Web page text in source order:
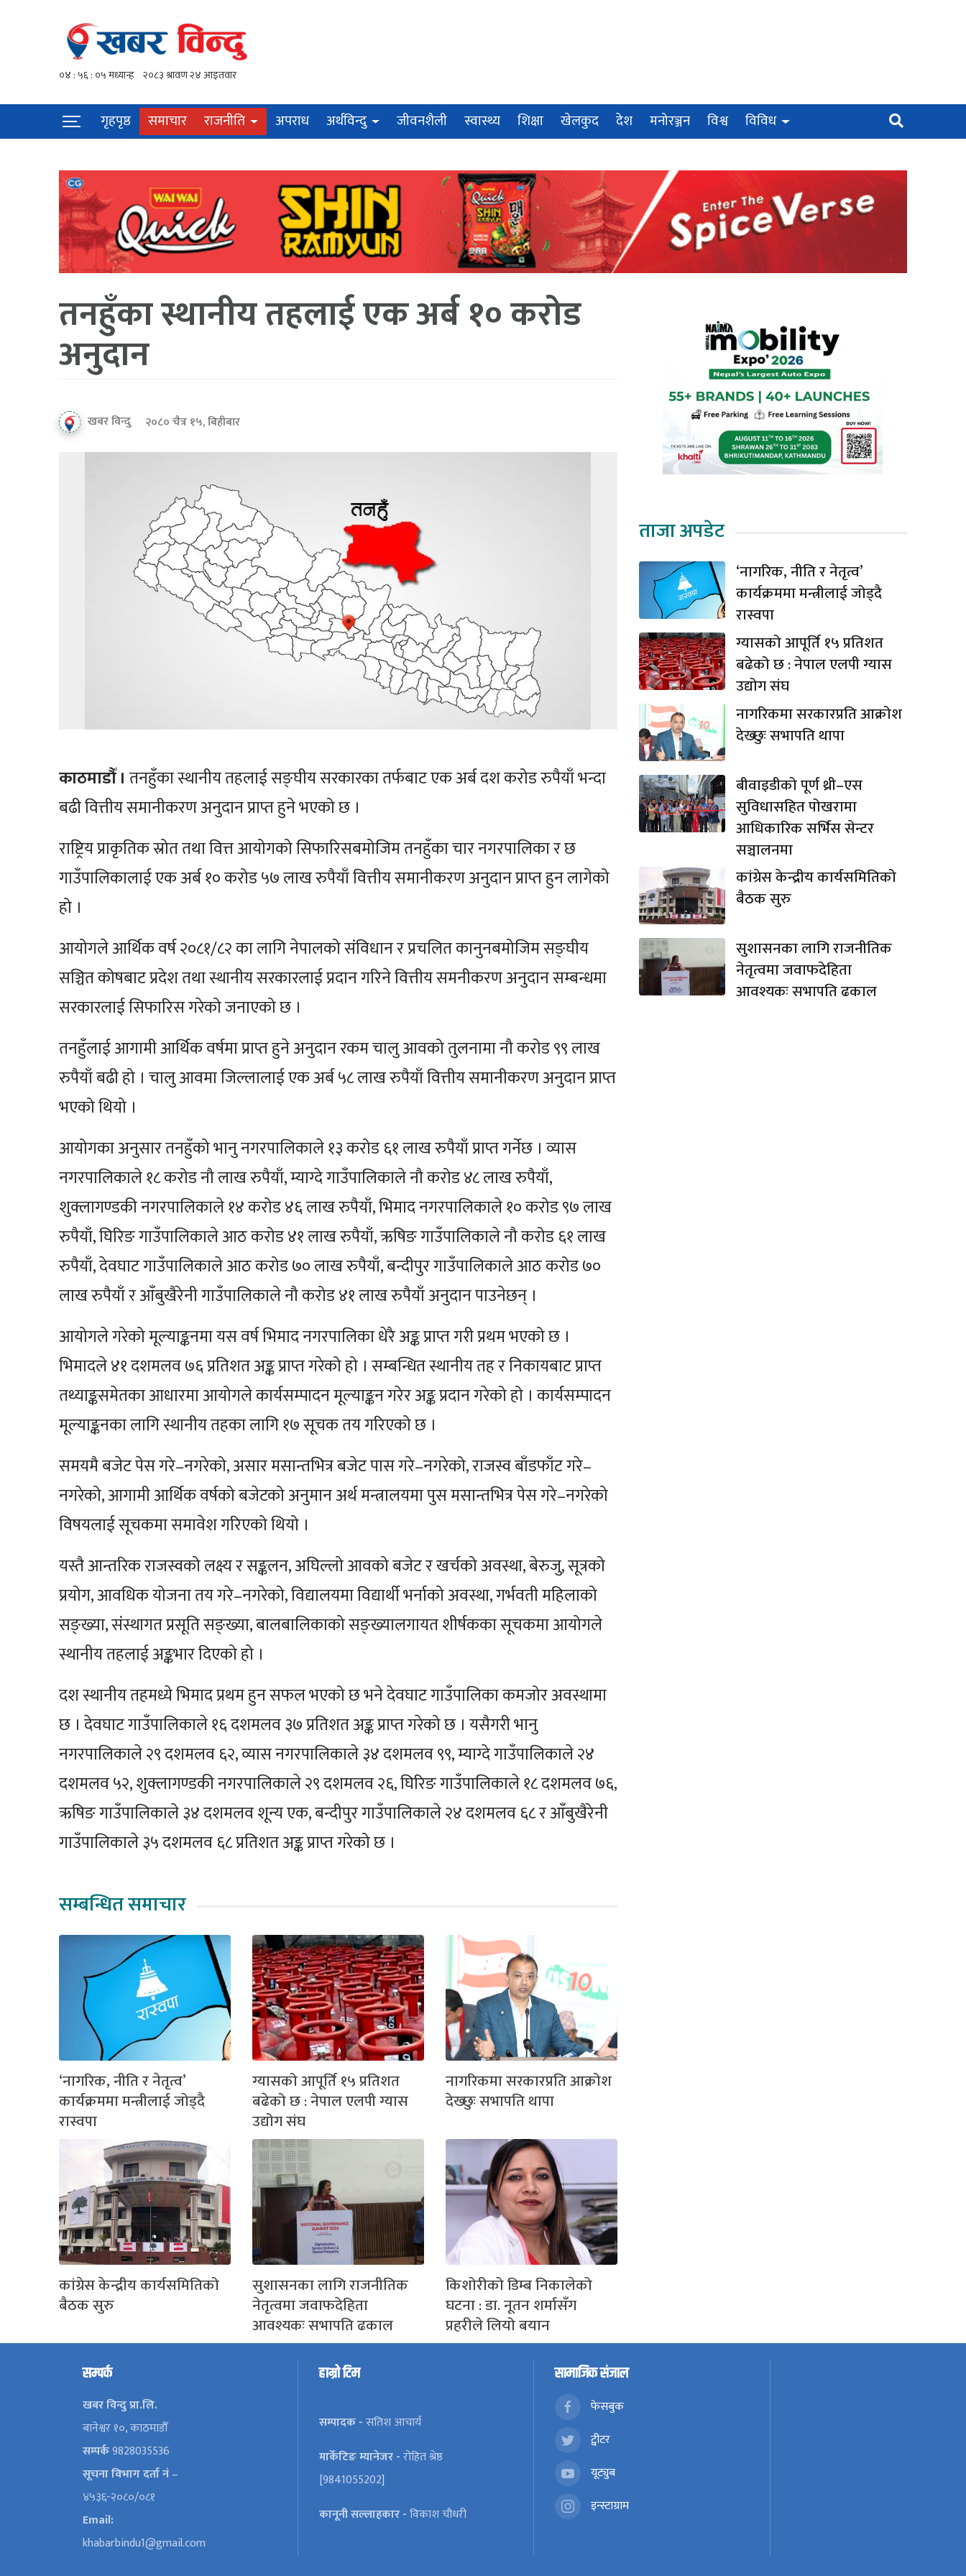
गृहपृष्ठ समाचार राजनीति अपराध अर्थविन्दु जीवनशैली स्वास्थ्य शिक्षा खेलकुद देश मनोरञ्जन विश्व विविध
तनहुँका स्थानीय तहलाई एक अर्ब १० करोड
अनुदान
खबर विन्दु २०८० चैत्र १५, बिहीबार
काठमाडौँ । तनहुँका स्थानीय तहलाई सङ्घीय सरकारका तर्फबाट एक अर्ब दश करोड रुपैयाँ भन्दा
बढी वित्तीय समानीकरण अनुदान प्राप्त हुने भएको छ ।
राष्ट्रिय प्राकृतिक स्रोत तथा वित्त आयोगको सिफारिसबमोजिम तनहुँका चार नगरपालिका र छ
गाउँपालिकालाई एक अर्ब १० करोड ५७ लाख रुपैयाँ वित्तीय समानीकरण अनुदान प्राप्त हुन लागेको
हो ।
आयोगले आर्थिक वर्ष २०८१/८२ का लागि नेपालको संविधान र प्रचलित कानुनबमोजिम सङ्घीय
सञ्चित कोषबाट प्रदेश तथा स्थानीय सरकारलाई प्रदान गरिने वित्तीय समनीकरण अनुदान सम्बन्धमा
सरकारलाई सिफारिस गरेको जनाएको छ ।
तनहुँलाई आगामी आर्थिक वर्षमा प्राप्त हुने अनुदान रकम चालु आवको तुलनामा नौ करोड ९९ लाख
रुपैयाँ बढी हो । चालु आवमा जिल्लालाई एक अर्ब ५८ लाख रुपैयाँ वित्तीय समानीकरण अनुदान प्राप्त
भएको थियो ।
आयोगका अनुसार तनहुँको भानु नगरपालिकाले १३ करोड ६१ लाख रुपैयाँ प्राप्त गर्नेछ । व्यास
नगरपालिकाले १८ करोड नौ लाख रुपैयाँ, म्याग्दे गाउँपालिकाले नौ करोड ४८ लाख रुपैयाँ,
शुक्लागण्डकी नगरपालिकाले १४ करोड ४६ लाख रुपैयाँ, भिमाद नगरपालिकाले १० करोड ९७ लाख
रुपैयाँ, घिरिङ गाउँपालिकाले आठ करोड ४१ लाख रुपैयाँ, ऋषिङ गाउँपालिकाले नौ करोड ६१ लाख
रुपैयाँ, देवघाट गाउँपालिकाले आठ करोड ७० लाख रुपैयाँ, बन्दीपुर गाउँपालिकाले आठ करोड ७०
लाख रुपैयाँ र आँबुखैरेनी गाउँपालिकाले नौ करोड ४१ लाख रुपैयाँ अनुदान पाउनेछन् ।
आयोगले गरेको मूल्याङ्कनमा यस वर्ष भिमाद नगरपालिका धेरै अङ्क प्राप्त गरी प्रथम भएको छ ।
भिमादले ४१ दशमलव ७६ प्रतिशत अङ्क प्राप्त गरेको हो । सम्बन्धित स्थानीय तह र निकायबाट प्राप्त
तथ्याङ्कसमेतका आधारमा आयोगले कार्यसम्पादन मूल्याङ्कन गरेर अङ्क प्रदान गरेको हो । कार्यसम्पादन
मूल्याङ्कनका लागि स्थानीय तहका लागि १७ सूचक तय गरिएको छ ।
समयमै बजेट पेस गरे–नगरेको, असार मसान्तभित्र बजेट पास गरे–नगरेको, राजस्व बाँडफाँट गरे–
नगरेको, आगामी आर्थिक वर्षको बजेटको अनुमान अर्थ मन्त्रालयमा पुस मसान्तभित्र पेस गरे–नगरेको
विषयलाई सूचकमा समावेश गरिएको थियो ।
यस्तै आन्तरिक राजस्वको लक्ष्य र सङ्कलन, अघिल्लो आवको बजेट र खर्चको अवस्था, बेरुजु, सूत्रको
प्रयोग, आवधिक योजना तय गरे–नगरेको, विद्यालयमा विद्यार्थी भर्नाको अवस्था, गर्भवती महिलाको
सङ्ख्या, संस्थागत प्रसूति सङ्ख्या, बालबालिकाको सङ्ख्यालगायत शीर्षकका सूचकमा आयोगले
स्थानीय तहलाई अङ्कभार दिएको हो ।
दश स्थानीय तहमध्ये भिमाद प्रथम हुन सफल भएको छ भने देवघाट गाउँपालिका कमजोर अवस्थामा
छ । देवघाट गाउँपालिकाले १६ दशमलव ३७ प्रतिशत अङ्क प्राप्त गरेको छ । यसैगरी भानु
नगरपालिकाले २९ दशमलव ६२, व्यास नगरपालिकाले ३४ दशमलव ९९, म्याग्दे गाउँपालिकाले २४
दशमलव ५२, शुक्लागण्डकी नगरपालिकाले २९ दशमलव २६, घिरिङ गाउँपालिकाले १८ दशमलव ७६,
ऋषिङ गाउँपालिकाले ३४ दशमलव शून्य एक, बन्दीपुर गाउँपालिकाले २४ दशमलव ६८ र आँबुखैरेनी
गाउँपालिकाले ३५ दशमलव ६८ प्रतिशत अङ्क प्राप्त गरेको छ ।
सम्बन्धित समाचार
‘नागरिक, नीति र नेतृत्व’
कार्यक्रममा मन्त्रीलाई जोड्दै
रास्वपा
ग्यासको आपूर्ति १५ प्रतिशत
बढेको छ : नेपाल एलपी ग्यास
उद्योग संघ
नागरिकमा सरकारप्रति आक्रोश
देख्छुः सभापति थापा
कांग्रेस केन्द्रीय कार्यसमितिको
बैठक सुरु
सुशासनका लागि राजनीतिक
नेतृत्वमा जवाफदेहिता
आवश्यकः सभापति ढकाल
किशोरीको डिम्ब निकालेको
घटना : डा. नूतन शर्मासँग
प्रहरीले लियो बयान
ताजा अपडेट
‘नागरिक, नीति र नेतृत्व’
कार्यक्रममा मन्त्रीलाई जोड्दै
रास्वपा
ग्यासको आपूर्ति १५ प्रतिशत
बढेको छ : नेपाल एलपी ग्यास
उद्योग संघ
नागरिकमा सरकारप्रति आक्रोश
देख्छुः सभापति थापा
बीवाइडीको पूर्ण थ्री–एस
सुविधासहित पोखरामा
आधिकारिक सर्भिस सेन्टर
सञ्चालनमा
कांग्रेस केन्द्रीय कार्यसमितिको
बैठक सुरु
सुशासनका लागि राजनीतिक
नेतृत्वमा जवाफदेहिता
आवश्यकः सभापति ढकाल
सम्पर्क
खबर विन्दु प्रा.लि.
बानेश्वर १०, काठमाडौँ
सम्पर्क9828035536
सूचना विभाग दर्ता नं–
४५३६-२०८०/०८१
Email:
khabarbindu1@gmail.com
हाम्रो टिम
सम्पादक -सतिश आचार्य
मार्केटिङ म्यानेजर -रोहित श्रेष्ठ
[9841055202]
कानूनी सल्लाहकार -विकाश चौधरी
सामाजिक संजाल
फेसबुक
ट्वीटर
यूट्युब
इन्स्टाग्राम